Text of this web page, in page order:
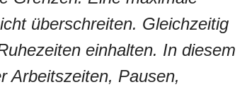
überschreiten. Gleichzeitig
einhalten. In diesem
Arbeitszeiten, Pausen,